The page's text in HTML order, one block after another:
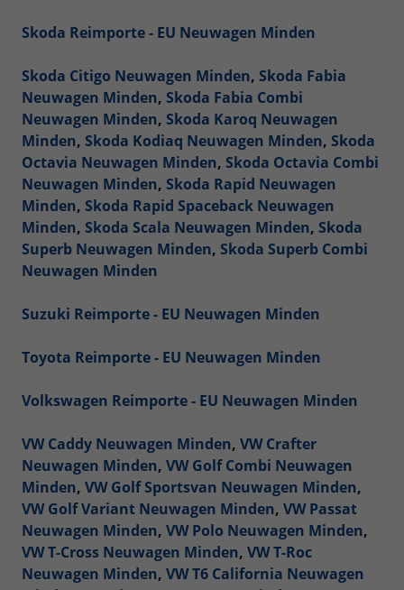
Skoda Reimporte - EU Neuwagen Minden
Skoda Citigo Neuwagen Minden, Skoda Fabia
Neuwagen Minden, Skoda Fabia Combi
Neuwagen Minden, Skoda Karoq Neuwagen
Minden, Skoda Kodiaq Neuwagen Minden, Skoda
Octavia Neuwagen Minden, Skoda Octavia Combi
Neuwagen Minden, Skoda Rapid Neuwagen
Minden, Skoda Rapid Spaceback Neuwagen
Minden, Skoda Scala Neuwagen Minden, Skoda
Superb Neuwagen Minden, Skoda Superb Combi
Neuwagen Minden
Suzuki Reimporte - EU Neuwagen Minden
Toyota Reimporte - EU Neuwagen Minden
Volkswagen Reimporte - EU Neuwagen Minden
VW Caddy Neuwagen Minden, VW Crafter
Neuwagen Minden, VW Golf Combi Neuwagen
Minden, VW Golf Sportsvan Neuwagen Minden,
VW Golf Variant Neuwagen Minden, VW Passat
Neuwagen Minden, VW Polo Neuwagen Minden,
VW T-Cross Neuwagen Minden, VW T-Roc
Neuwagen Minden, VW T6 California Neuwagen